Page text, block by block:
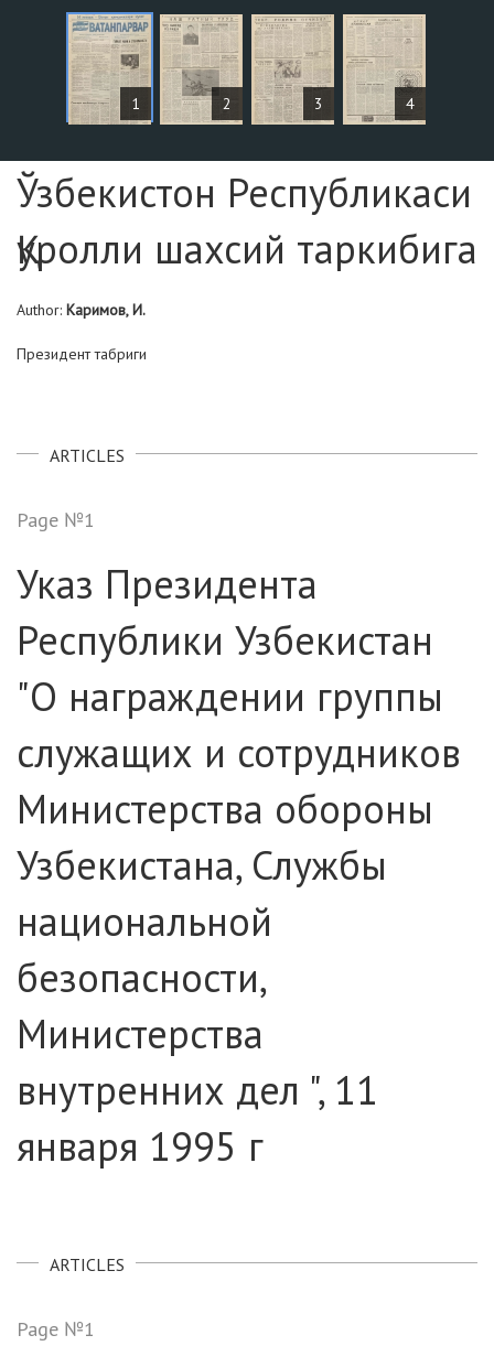
1 2 3 4
ARTICLES
Page №1
Ўзбекистон Республикаси
Қуролли шахсий таркибига
Author: Каримов, И.
Президент табриги
ARTICLES
Page №1
Указ Президента
Республики Узбекистан
"О награждении группы
служащих и сотрудников
Министерства обороны
Узбекистана, Службы
национальной
безопасности,
Министерства
внутренних дел ", 11
января 1995 г
ARTICLES
Page №1